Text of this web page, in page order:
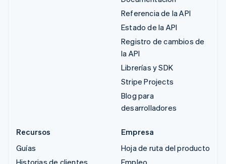
Referencia de la API
Estado de la API
Registro de cambios de
la API
Librerías y SDK
Stripe Projects
Blog para
desarrolladores
Recursos
Guías
Historias de clientes
Empresa
Hoja de ruta del producto
Empleo